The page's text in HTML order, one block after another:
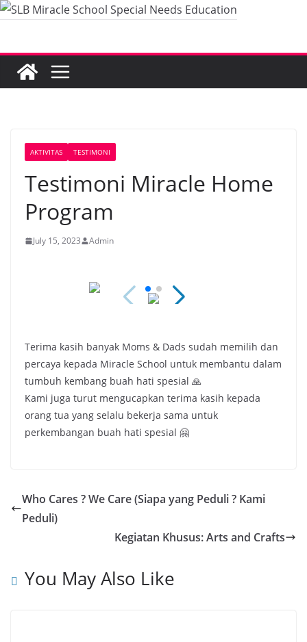
Skip
AKTIVITAS TESTIMONI
Testimoni Miracle Home
Program
July 15, 2023 Admin
Terima kasih banyak Moms & Dads sudah memilih dan
percaya kepada Miracle School untuk membantu dalam
tumbuh kembang buah hati spesial 🙏
Kami juga turut mengucapkan terima kasih kepada
orang tua yang selalu bekerja sama untuk
perkembangan buah hati spesial 🤗
Who Cares ? We Care (Siapa yang Peduli ? Kami
Peduli)
Kegiatan Khusus: Arts and Crafts
You May Also Like